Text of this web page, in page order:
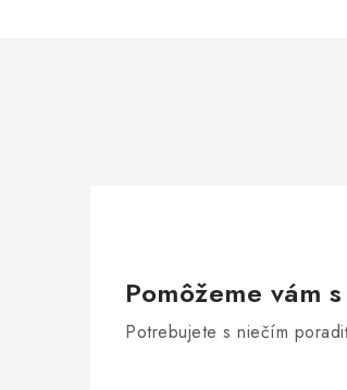
Pomôžeme vám
Potrebujete s niečím